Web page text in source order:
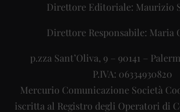
Direttore Editoriale: Maurizio
Direttore Responsabile: Maria
p.zza Sant’Oliva, 9 – 90141 –
P.IVA: 06334930820
Mercurio Comunicazione Società
iscritta al Registro degli Operatori di